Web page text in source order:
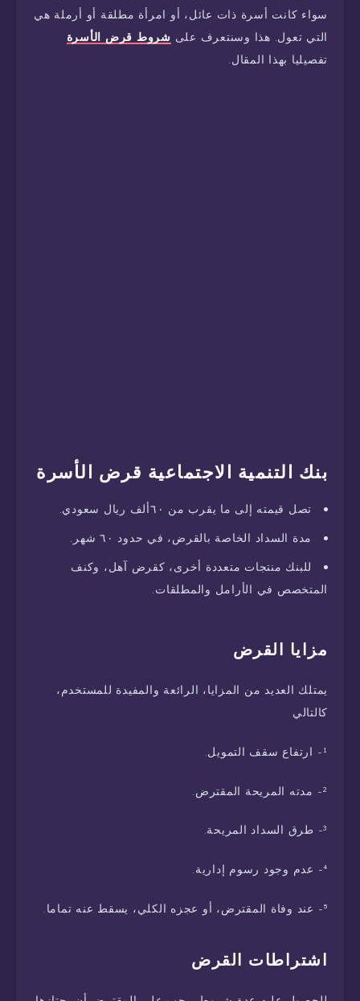
سواء كانت أسرة ذات عائل، أو امرأة مطلقة أو أرملة هي
التي تعول. هذا وسنتعرف على شروط قرض الأسرة
تفصيليا بهذا المقال.
بنك التنمية الاجتماعية قرض الأسرة
تصل قيمته إلى ما يقرب من ٦٠ألف ريال سعودي.
مدة السداد الخاصة بالقرض، في حدود ٦٠ شهر.
للبنك منتجات متعددة أخرى، كقرض آهل، وكنف
المتخصص في الأرامل والمطلقات.
مزايا القرض
يمتلك العديد من المزايا، الرائعة والمفيدة للمستخدم،
كالتالي
¹- ارتفاع سقف التمويل.
²- مدته المريحة المقترض.
³- طرق السداد المريحة.
⁴- عدم وجود رسوم إدارية.
⁵- عند وفاة المقترض، أو عجزه الكلي، يسقط عنه تماما.
اشتراطات القرض